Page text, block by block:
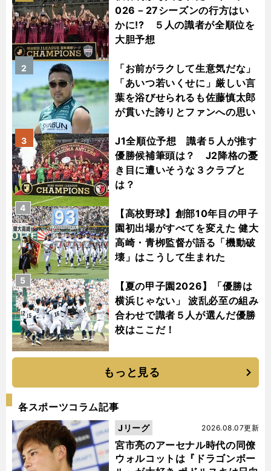
026－27シーズンの行方はい
かに!? ５人の識者が全順位を
大胆予想
「お前がラクして生意気だな」
「あいつ若いくせに」厳しい言
葉を浴びせられるも佐藤慎太郎
が貫いた誇りとファンへの思い
2
J1全順位予想 識者５人が推す
優勝候補筆頭は？ J2降格の憂
き目に遭いそうな３クラブと
は？
3
【高校野球】創部10年目の甲子
園初出場がすべてを変えた 健大
高崎・青栁監督が語る「機動破
壊」はこうして生まれた
4
【夏の甲子園2026】「優勝は
横浜じゃない」 波乱必至の組み
合わせで識者５人が選んだ優勝
校はここだ！
5
もっと見る
各スポーツコラム記事
宮市亮のアーセナル時代の同僚
ウォルコットは『ドラゴンボー
2026.08.07更新
Jリーグ